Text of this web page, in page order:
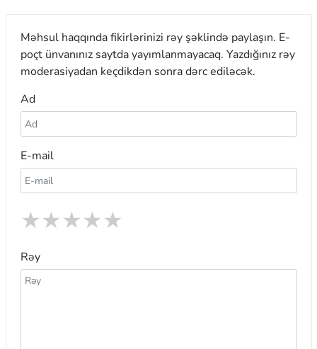
Məhsul haqqında fikirlərinizi rəy şəklində paylaşın. E-
poçt ünvanınız saytda yayımlanmayacaq. Yazdığınız rəy
moderasiyadan keçdikdən sonra dərc ediləcək.
Ad
E-mail
★
★
★
★
★
Rəy